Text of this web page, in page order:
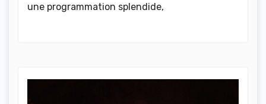
une programmation splendide,